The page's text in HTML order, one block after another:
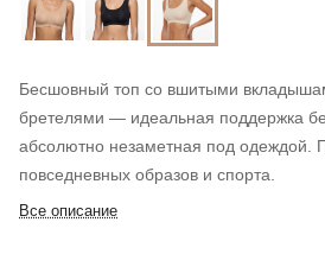
Бесшовный топ со вшитыми
бретелями — идеальная поддержка
абсолютно незаметная под одеждой.
повседневных образов и спорта.
Все описание